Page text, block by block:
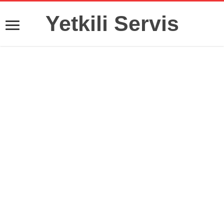
Yetkili Servis